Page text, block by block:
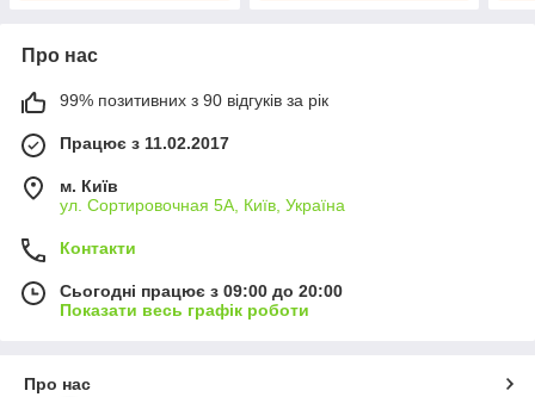
Про нас
99% позитивних з 90 відгуків за рік
Працює з 11.02.2017
м. Київ
ул. Сортировочная 5А, Київ, Україна
Контакти
Сьогодні працює з 09:00 до 20:00
Показати весь графік роботи
Про нас